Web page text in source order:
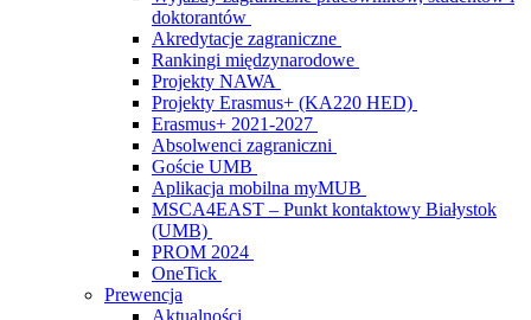
doktorantów
Akredytacje zagraniczne
Rankingi międzynarodowe
Projekty NAWA
Projekty Erasmus+ (KA220 HED)
Erasmus+ 2021-2027
Absolwenci zagraniczni
Goście UMB
Aplikacja mobilna myMUB
MSCA4EAST – Punkt kontaktowy Białystok
(UMB)
PROM 2024
OneTick
Prewencja
Aktualności